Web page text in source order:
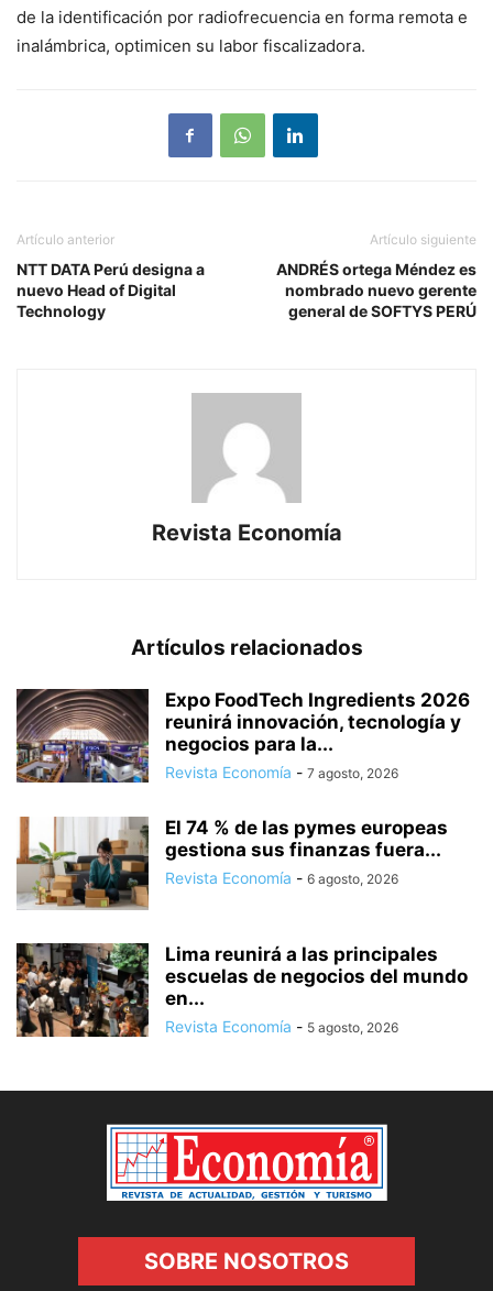
de la identificación por radiofrecuencia en forma remota e
inalámbrica, optimicen su labor fiscalizadora.
Artículo anterior
NTT DATA Perú designa a
nuevo Head of Digital
Technology
Artículo siguiente
ANDRÉS ortega Méndez es
nombrado nuevo gerente
general de SOFTYS PERÚ
Revista Economía
Artículos relacionados
Expo FoodTech Ingredients 2026
reunirá innovación, tecnología y
negocios para la...
Revista Economía - 7 agosto, 2026
El 74 % de las pymes europeas
gestiona sus finanzas fuera...
Revista Economía - 6 agosto, 2026
Lima reunirá a las principales
escuelas de negocios del mundo
en...
Revista Economía - 5 agosto, 2026
SOBRE NOSOTROS